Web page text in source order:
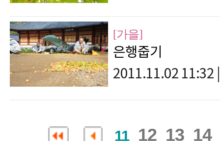
[가을]
은행줍기
2011.11.02 11:32
11 12 13 14